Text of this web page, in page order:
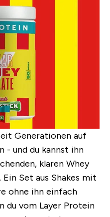
Generationen auf
- und du kannst ihn
klaren Whey
Set aus Shakes mit
ohne ihn einfach
du vom Layer Protein